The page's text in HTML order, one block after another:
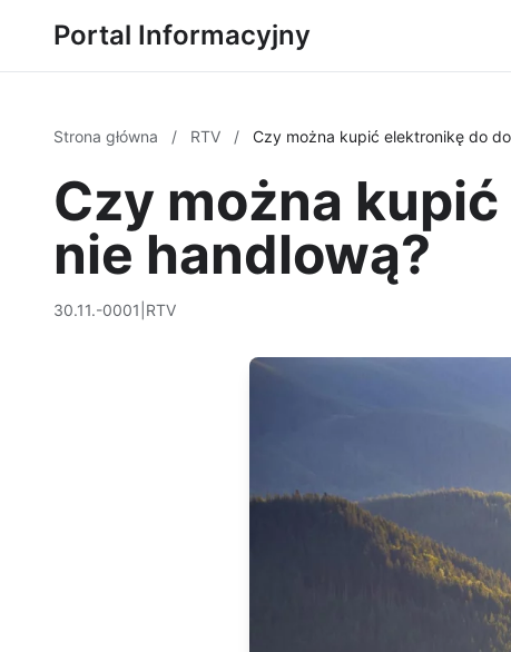
Portal Informacyjny
Strona główna / RTV / Czy można kupić elektronikę do
Czy można
nie handlową?
30.11.-0001 RTV